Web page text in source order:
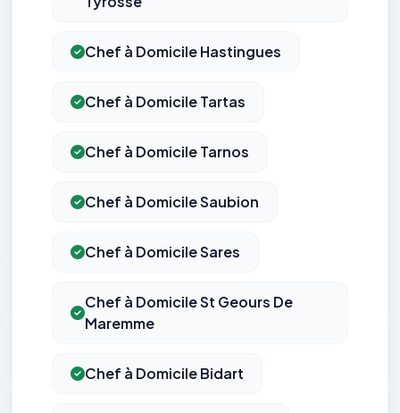
Chef à Domicile Hastingues
Chef à Domicile Tartas
Chef à Domicile Tarnos
Chef à Domicile Saubion
Chef à Domicile Sares
Chef à Domicile St Geours De
Maremme
Chef à Domicile Bidart